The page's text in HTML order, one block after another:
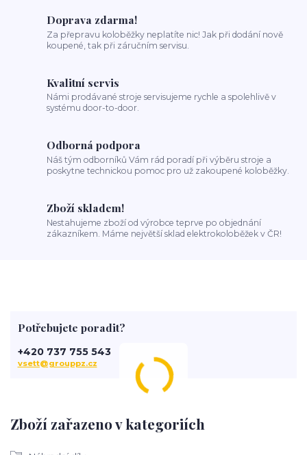
Doprava zdarma!
Za přepravu koloběžky neplatíte nic! Jak při dodání nově
koupené, tak při záručním servisu.
Kvalitní servis
Námi prodávané stroje servisujeme rychle a spolehlivě v
systému door-to-door.
Odborná podpora
Náš tým odborníků Vám rád poradí při výběru stroje a
poskytne technickou pomoc pro už zakoupené koloběžky.
Zboží skladem!
Nestahujeme zboží od výrobce teprve po objednání
zákazníkem. Máme největší sklad elektrokoloběžek v ČR!
Zboží zařazeno v kategoriích
Potřebujete poradit?
+420 737 755 543
vsett@grouppz.cz